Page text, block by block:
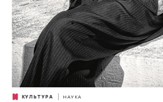
КУЛЬТУРА НАУКА